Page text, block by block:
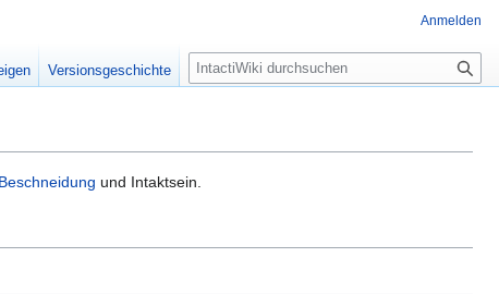
Beschneidung und Intaktsein.
Anmelden
Versionsgeschichte
S
u
e